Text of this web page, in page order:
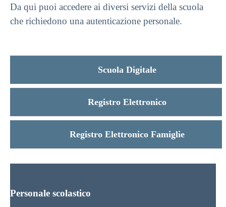
Da qui puoi accedere ai diversi servizi della scuola
che richiedono una autenticazione personale.
Scuola Digitale
Registro Elettronico
Registro Elettronico Famiglie
Personale scolastico